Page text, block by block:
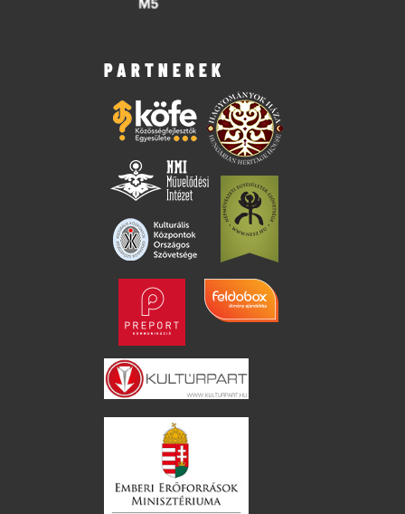
PARTNEREK